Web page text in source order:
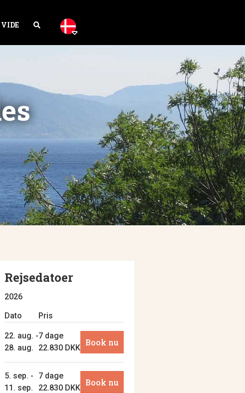


Rejsedatoer
2026
Dato
Pris
22. aug. -
28. aug.
7 dage
22.830 DKK
Book nu
5. sep. -
11. sep.
7 dage
22.830 DKK
Book nu